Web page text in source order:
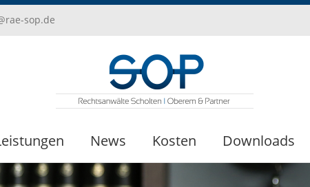
sop.de
News Kosten Downloads